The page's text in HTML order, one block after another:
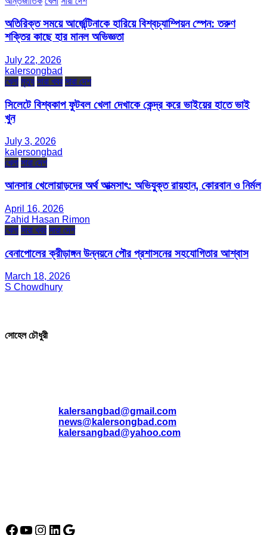
অতিরিক্ত সময়ে আর্জেন্টিনাকে হারিয়ে বিশ্বচ্যাম্পিয়ন স্পেন: তরুণ
শক্তির কাছে হার মানল অভিজ্ঞতা
July 22, 2026
kalersongbad
খেলা মৃত্যু সারা খবর সারা দেশ
সিলেটে বিশ্বকাপ ফুটবল খেলা দেখাকে কেন্দ্র করে ভাইয়ের হাতে ভাই
খুন
July 3, 2026
kalersongbad
খেলা সারা দেশ
আনসার খেলোয়াড়দের অর্থ আত্মসাৎ: অভিযুক্ত রায়হান, কোরবান ও নির্মল
April 16, 2026
Zahid Hasan Rimon
খেলা সারা খবর সারা দেশ
বেনাপোলের ক্রীড়াঙ্গন উন্নয়নে পৌর প্রশাসনের সহযোগিতার আশ্বাস
March 18, 2026
S Chowdhury
সোহেল চৌধুরী
kalersangbad@gmail.com
news@kalersongbad.com
kalersangbad@yahoo.com
Facebook
YouTube
Instagram
LinkedIn
Google